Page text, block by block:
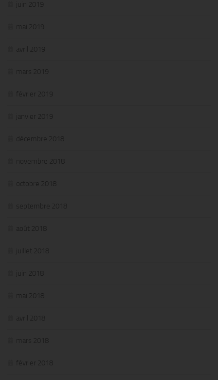
juin 2019
mai 2019
avril 2019
mars 2019
février 2019
janvier 2019
décembre 2018
novembre 2018
octobre 2018
septembre 2018
août 2018
juillet 2018
juin 2018
mai 2018
avril 2018
mars 2018
février 2018